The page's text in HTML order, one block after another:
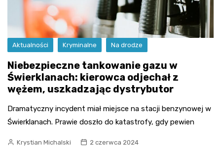
Aktualności Kryminalne Na drodze
Niebezpieczne tankowanie gazu w
Świerklanach: kierowca odjechał z
wężem, uszkadzając dystrybutor
Dramatyczny incydent miał miejsce na stacji benzynowej w
Świerklanach. Prawie doszło do katastrofy, gdy pewien
Krystian Michalski 2 czerwca 2024